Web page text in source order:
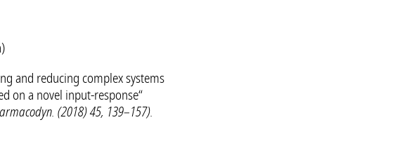
and reducing complex systems
on a novel input-response“
(2018) 45, 139–157).